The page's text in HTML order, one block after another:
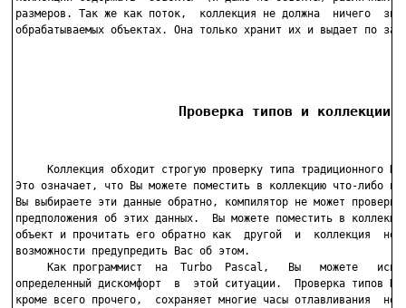
размеров. Так же как поток,  коллекция не должна  ничего
обрабатываемых объектах. Она только хранит их и выдает по
                    Проверка типов и коллекции.
Коллекция обходит строгую проверку типа традиционного
Это означает, что Вы можете поместить в коллекцию что-либо и,
Вы выбираете эти данные обратно, компилятор не может
предположения об этих данных.  Вы можете поместить в
объект и прочитать его обратно как  другой  и  коллекция  не
возможности предупредить Вас об этом.
Как программист  на  Turbo  Pascal,   Вы   можете
определенный дискомфорт  в  этой ситуации.  Проверка типов
кроме всего прочего,  сохраняет многие часы отлавливания